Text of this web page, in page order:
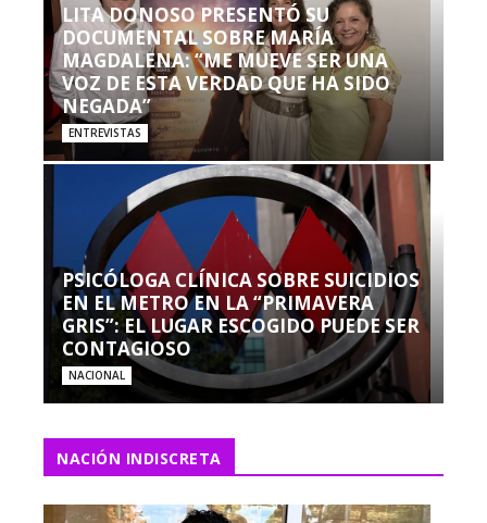
LITA DONOSO PRESENTÓ SU
DOCUMENTAL SOBRE MARÍA
MAGDALENA: “ME MUEVE SER UNA
VOZ DE ESTA VERDAD QUE HA SIDO
NEGADA”
ENTREVISTAS
PSICÓLOGA CLÍNICA SOBRE SUICIDIOS
EN EL METRO EN LA “PRIMAVERA
GRIS”: EL LUGAR ESCOGIDO PUEDE SER
CONTAGIOSO
NACIONAL
NACIÓN INDISCRETA